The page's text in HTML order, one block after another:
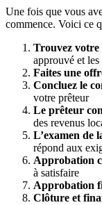
Une fois que vous
commence. Voici ce
Trouvez
approuvé et
Faites une
Concluez le
votre prêteur
Le prêteur
des revenus
L’examen de
répond aux
Approbation
à satisfaire
Approbation
Clôture et